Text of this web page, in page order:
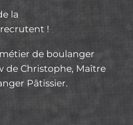
la
recrutent !
métier de boulanger
de Christophe, Maître
Pâtissier.